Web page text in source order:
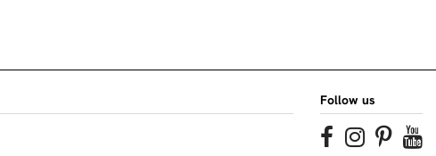
Follow us